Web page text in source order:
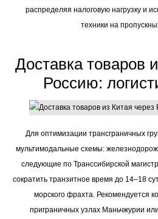
распределяя налоговую нагрузку и
техники на
Доставка товаров
Россию:
Для оптимизации трансграничных
мультимодальные схемы:
следующие по Транссибирской
сократить транзитное время до 14–18
морского фрахта. Рекомендуется
приграничных узлах Маньчжурии